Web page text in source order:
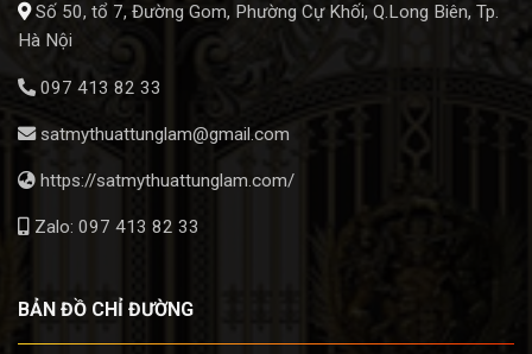
Số 50, tổ 7, Đường Gom, Phường Cự Khối, Q.Long Biên, Tp.
Hà Nội
097 413 82 33
satmythuattunglam@gmail.com
https://satmythuattunglam.com/
Zalo: 097 413 82 33
BẢN ĐỒ CHỈ ĐƯỜNG